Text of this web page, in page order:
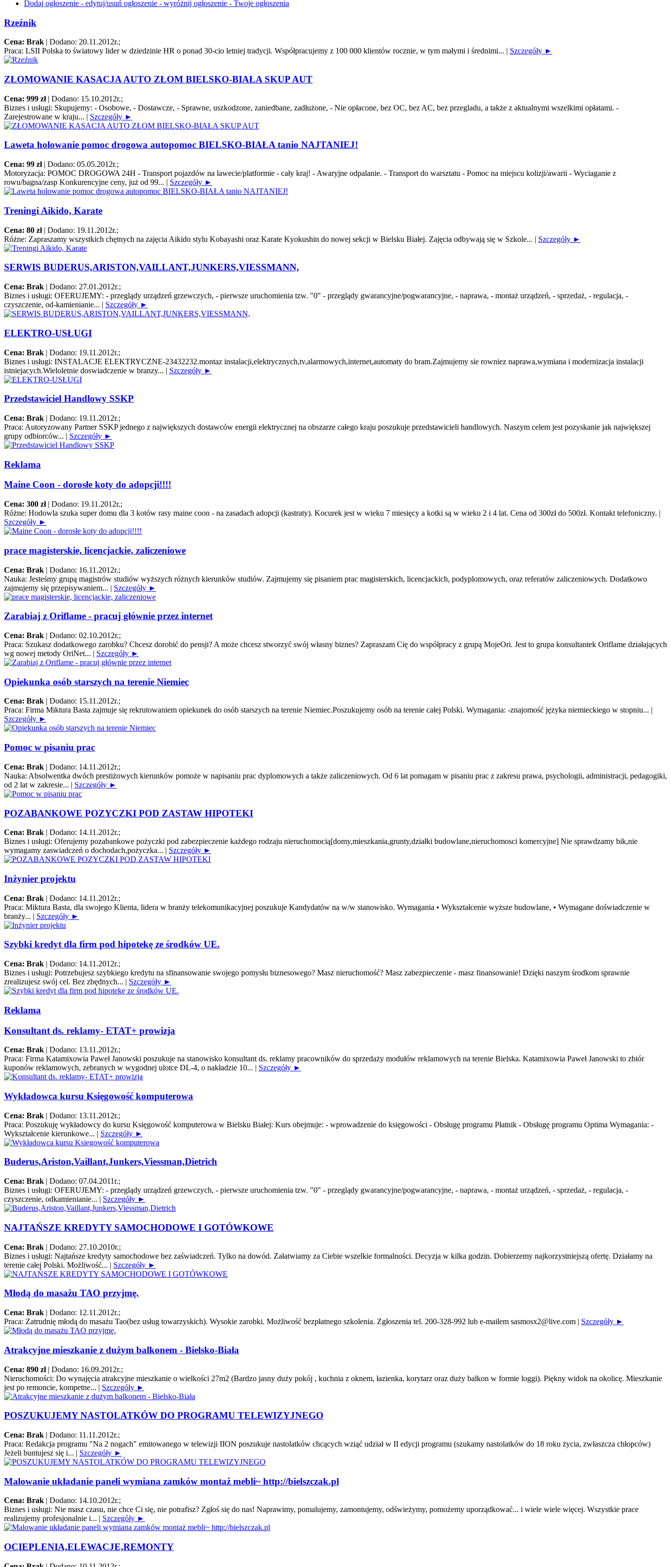
Dodaj ogłoszenie - edytuj/usuń ogłoszenie - wyróżnij ogłoszenie - Twoje ogłoszenia
Rzeźnik
Cena: Brak | Dodano: 20.11.2012r.;
Praca: LSII Polska to światowy lider w dziedzinie HR o ponad 30-cio letniej tradycji. Współpracujemy z 100 000 klientów rocznie, w tym małymi i średnimi... | Szczegóły ►
ZŁOMOWANIE KASACJA AUTO ZŁOM BIELSKO-BIAŁA SKUP AUT
Cena: 999 zł | Dodano: 15.10.2012r.;
Biznes i usługi: Skupujemy: - Osobowe, - Dostawcze, - Sprawne, uszkodzone, zaniedbane, zadłużone, - Nie opłacone, bez OC, bez AC, bez przegladu, a także z aktualnymi wszelkimi opłatami. -
Zarejestrowane w kraju... | Szczegóły ►
Laweta holowanie pomoc drogowa autopomoc BIELSKO-BIAŁA tanio NAJTANIEJ!
Cena: 99 zł | Dodano: 05.05.2012r.;
Motoryzacja: POMOC DROGOWA 24H - Transport pojazdów na lawecie/platformie - cały kraj! - Awaryjne odpalanie. - Transport do warsztatu - Pomoc na miejscu kolizji/awarii - Wyciaganie z
rowu/bagna/zasp Konkurencyjne ceny, już od 99... | Szczegóły ►
Treningi Aikido, Karate
Cena: 80 zł | Dodano: 19.11.2012r.;
Różne: Zapraszamy wszystkich chętnych na zajęcia Aikido stylu Kobayashi oraz Karate Kyokushin do nowej sekcji w Bielsku Białej. Zajęcia odbywają się w Szkole... | Szczegóły ►
SERWIS BUDERUS,ARISTON,VAILLANT,JUNKERS,VIESSMANN,
Cena: Brak | Dodano: 27.01.2012r.;
Biznes i usługi: OFERUJEMY: - przeglądy urządzeń grzewczych, - pierwsze uruchomienia tzw. "0" - przeglądy gwarancyjne/pogwarancyjne, - naprawa, - montaż urządzeń, - sprzedaż, - regulacja, -
czyszczenie, od-kamienianie... | Szczegóły ►
ELEKTRO-USŁUGI
Cena: Brak | Dodano: 19.11.2012r.;
Biznes i usługi: INSTALACJE ELEKTRYCZNE-23432232.montaz instalacji,elektrycznych,tv,alarmowych,internet,automaty do bram.Zajmujemy sie rowniez naprawa,wymiana i modernizacja instalacji
istniejacych.Wieloletnie doswiadczenie w branzy... | Szczegóły ►
Przedstawiciel Handlowy SSKP
Cena: Brak | Dodano: 19.11.2012r.;
Praca: Autoryzowany Partner SSKP jednego z największych dostawców energii elektrycznej na obszarze całego kraju poszukuje przedstawicieli handlowych. Naszym celem jest pozyskanie jak największej
grupy odbiorców... | Szczegóły ►
Reklama
Maine Coon - dorosłe koty do adopcji!!!!
Cena: 300 zł | Dodano: 19.11.2012r.;
Różne: Hodowla szuka super domu dla 3 kotów rasy maine coon - na zasadach adopcji (kastraty). Kocurek jest w wieku 7 miesięcy a kotki są w wieku 2 i 4 lat. Cena od 300zł do 500zł. Kontakt telefoniczny. |
Szczegóły ►
prace magisterskie, licencjackie, zaliczeniowe
Cena: Brak | Dodano: 16.11.2012r.;
Nauka: Jesteśmy grupą magistrów studiów wyższych różnych kierunków studiów. Zajmujemy się pisaniem prac magisterskich, licencjackich, podyplomowych, oraz referatów zaliczeniowych. Dodatkowo
zajmujemy się przepisywaniem... | Szczegóły ►
Zarabiaj z Oriflame - pracuj głównie przez internet
Cena: Brak | Dodano: 02.10.2012r.;
Praca: Szukasz dodatkowego zarobku? Chcesz dorobić do pensji? A może chcesz stworzyć swój własny biznes? Zapraszam Cię do współpracy z grupą MojeOri. Jest to grupa konsultantek Oriflame działających
wg nowej metody OriNet... | Szczegóły ►
Opiekunka osób starszych na terenie Niemiec
Cena: Brak | Dodano: 15.11.2012r.;
Praca: Firma Miktura Basta zajmuje się rekrutowaniem opiekunek do osób starszych na terenie Niemiec.Poszukujemy osób na terenie całej Polski. Wymagania: -znajomość języka niemieckiego w stopniu... |
Szczegóły ►
Pomoc w pisaniu prac
Cena: Brak | Dodano: 14.11.2012r.;
Nauka: Absolwentka dwóch prestiżowych kierunków pomoże w napisaniu prac dyplomowych a także zaliczeniowych. Od 6 lat pomagam w pisaniu prac z zakresu prawa, psychologii, administracji, pedagogiki,
od 2 lat w zakresie... | Szczegóły ►
POZABANKOWE POZYCZKI POD ZASTAW HIPOTEKI
Cena: Brak | Dodano: 14.11.2012r.;
Biznes i usługi: Oferujemy pozabankowe pożyczki pod zabezpieczenie każdego rodzaju nieruchomocią[domy,mieszkania,grunty,działki budowlane,nieruchomosci komercyjne] Nie sprawdzamy bik,nie
wymagamy zaswiadczeń o dochodach,pożyczka... | Szczegóły ►
Inżynier projektu
Cena: Brak | Dodano: 14.11.2012r.;
Praca: Miktura Basta, dla swojego Klienta, lidera w branży telekomunikacyjnej poszukuje Kandydatów na w/w stanowisko. Wymagania • Wykształcenie wyższe budowlane, • Wymagane doświadczenie w
branży... | Szczegóły ►
Szybki kredyt dla firm pod hipotekę ze środków UE.
Cena: Brak | Dodano: 14.11.2012r.;
Biznes i usługi: Potrzebujesz szybkiego kredytu na sfinansowanie swojego pomysłu biznesowego? Masz nieruchomość? Masz zabezpieczenie - masz finansowanie! Dzięki naszym środkom sprawnie
zrealizujesz swój cel. Bez zbędnych... | Szczegóły ►
Reklama
Konsultant ds. reklamy- ETAT+ prowizja
Cena: Brak | Dodano: 13.11.2012r.;
Praca: Firma Katamixowia Paweł Janowski poszukuje na stanowisko konsultant ds. reklamy pracowników do sprzedaży modułów reklamowych na terenie Bielska. Katamixowia Paweł Janowski to zbiór
kuponów reklamowych, zebranych w wygodnej ulotce DL-4, o nakładzie 10... | Szczegóły ►
Wykładowca kursu Księgowość komputerowa
Cena: Brak | Dodano: 13.11.2012r.;
Praca: Poszukuję wykładowcy do kursu Księgowość komputerowa w Bielsku Białej: Kurs obejmuje: - wprowadzenie do księgowości - Obsługę programu Płatnik - Obsługę programu Optima Wymagania: -
Wykształcenie kierunkowe... | Szczegóły ►
Buderus,Ariston,Vaillant,Junkers,Viessman,Dietrich
Cena: Brak | Dodano: 07.04.2011r.;
Biznes i usługi: OFERUJEMY: - przeglądy urządzeń grzewczych, - pierwsze uruchomienia tzw. "0" - przeglądy gwarancyjne/pogwarancyjne, - naprawa, - montaż urządzeń, - sprzedaż, - regulacja, -
czyszczenie, odkamienianie... | Szczegóły ►
NAJTAŃSZE KREDYTY SAMOCHODOWE I GOTÓWKOWE
Cena: Brak | Dodano: 27.10.2010r.;
Biznes i usługi: Najtańsze kredyty samochodowe bez zaświadczeń. Tylko na dowód. Załatwiamy za Ciebie wszelkie formalności. Decyzja w kilka godzin. Dobierzemy najkorzystniejszą ofertę. Działamy na
terenie całej Polski. Możliwość... | Szczegóły ►
Młodą do masażu TAO przyjmę.
Cena: Brak | Dodano: 12.11.2012r.;
Praca: Zatrudnię młodą do masażu Tao(bez usług towarzyskich). Wysokie zarobki. Możliwość bezpłatnego szkolenia. Zgłoszenia tel. 200-328-992 lub e-mailem sasmosx2@live.com | Szczegóły ►
Atrakcyjne mieszkanie z dużym balkonem - Bielsko-Biała
Cena: 890 zł | Dodano: 16.09.2012r.;
Nieruchomości: Do wynajęcia atrakcyjne mieszkanie o wielkości 27m2 (Bardzo jasny duży pokój , kuchnia z oknem, łazienka, korytarz oraz duży balkon w formie loggi). Piękny widok na okolicę. Mieszkanie
jest po remoncie, kompetne... | Szczegóły ►
POSZUKUJEMY NASTOLATKÓW DO PROGRAMU TELEWIZYJNEGO
Cena: Brak | Dodano: 11.11.2012r.;
Praca: Redakcja programu "Na 2 nogach" emitowanego w telewizji IION poszukuje nastolatków chcących wziąć udział w II edycji programu (szukamy nastolatków do 18 roku życia, zwłaszcza chłopców)
Jeżeli buntujesz się i... | Szczegóły ►
Malowanie układanie paneli wymiana zamków montaż mebli~ http://bielszczak.pl
Cena: Brak | Dodano: 14.10.2012r.;
Biznes i usługi: Nie masz czasu, nie chce Ci się, nie potrafisz? Zgłoś się do nas! Naprawimy, pomalujemy, zamontujemy, odświeżymy, pomożemy uporządkować... i wiele wiele więcej. Wszystkie prace
realizujemy profesjonalnie i... | Szczegóły ►
OCIEPLENIA,ELEWACJE,REMONTY